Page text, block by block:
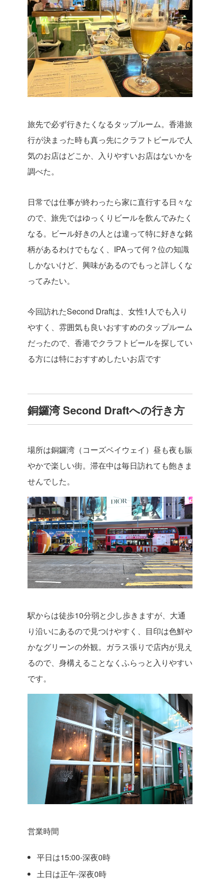
旅先で必ず行きたくなるタップルーム。香港旅
行が決まった時も真っ先にクラフトビールで人
気のお店はどこか、入りやすいお店はないかを
調べた。
日常では仕事が終わったら家に直行する日々な
ので、旅先ではゆっくりビールを飲んでみたく
なる。ビール好きの人とは違って特に好きな銘
柄があるわけでもなく、IPAって何？位の知識
しかないけど、興味があるのでもっと詳しくな
ってみたい。
今回訪れたSecond Draftは、女性1人でも入り
やすく、雰囲気も良いおすすめのタップルーム
だったので、香港でクラフトビールを探してい
る方には特におすすめしたいお店です
銅鑼湾 Second Draftへの行き方
場所は銅鑼湾（コーズベイウェイ）昼も夜も賑
やかで楽しい街。滞在中は毎日訪れても飽きま
せんでした。
駅からは徒歩10分弱と少し歩きますが、大通
り沿いにあるので見つけやすく、目印は色鮮や
かなグリーンの外観。ガラス張りで店内が見え
るので、身構えることなくふらっと入りやすい
です。
営業時間
平日は15:00-深夜0時
土日は正午-深夜0時